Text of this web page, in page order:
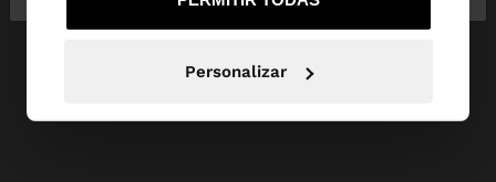
Personalizar